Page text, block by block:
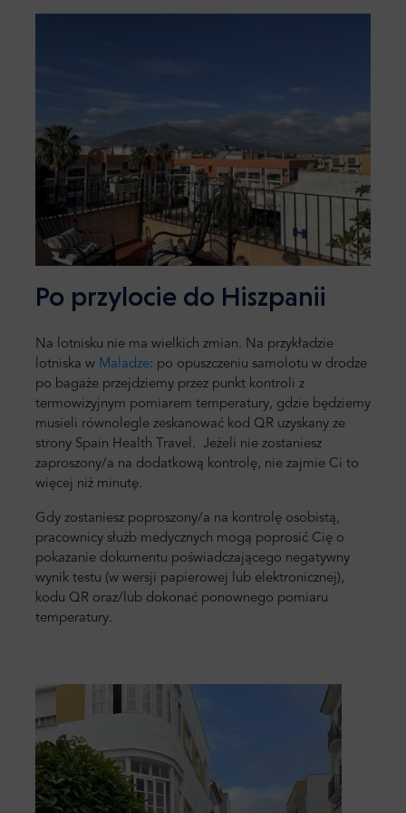
Po przylocie do Hiszpanii
Na lotnisku nie ma wielkich zmian. Na przykładzie
lotniska w Maladze: po opuszczeniu samolotu w drodze
po bagaże przejdziemy przez punkt kontroli z
termowizyjnym pomiarem temperatury, gdzie będziemy
musieli równolegle zeskanować kod QR uzyskany ze
strony Spain Health Travel. Jeżeli nie zostaniesz
zaproszony/a na dodatkową kontrolę, nie zajmie Ci to
więcej niż minutę.
Gdy zostaniesz poproszony/a na kontrolę osobistą,
pracownicy służb medycznych mogą poprosić Cię o
pokazanie dokumentu poświadczającego negatywny
wynik testu (w wersji papierowej lub elektronicznej),
kodu QR oraz/lub dokonać ponownego pomiaru
temperatury.